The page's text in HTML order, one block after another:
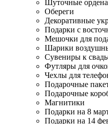
Шуточные ордена
Обереги
Декоративные
Подарки с
Мешочки для
Шарики
Сувениры к
Футляры для
Чехлы для
Подарочные
Подарочные
Магнитики
Подарки на 8
Подарки на 14